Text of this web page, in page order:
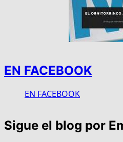
EN FACEBOOK
EN FACEBOOK
Sigue el blog por